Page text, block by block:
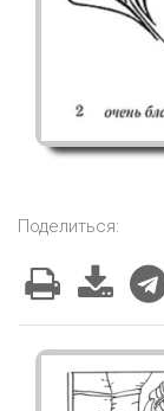
Поделиться: